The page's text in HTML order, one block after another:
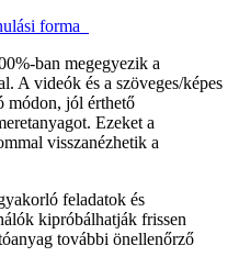
forma
ban megegyezik a
A videók és a szöveges/képes
módon, jól érthető
Ezeket a
visszanézhetik a
feladatok és
kipróbálhatják frissen
további önellenőrző